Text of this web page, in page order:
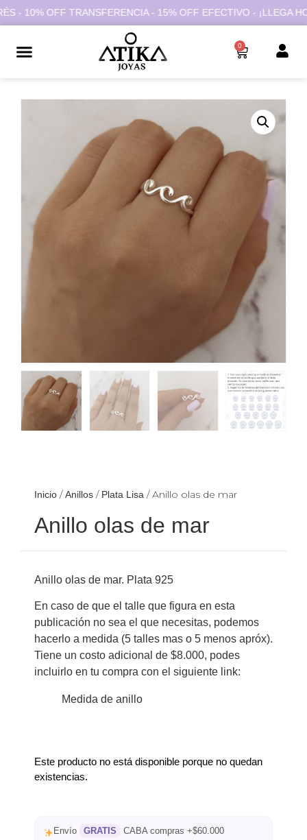
10% OFF TRANSFERENCIA - 15% OFF EFECTIVO - ¡LLEGA HOY
0
Inicio /Anillos / Plata Lisa / Anillo olas de mar
Anillo olas de mar
Anillo olas de mar. Plata 925
En caso de que el talle que figura en esta
publicación no sea el que necesitas, podemos
hacerlo a medida (5 talles mas o 5 menos apróx).
Tiene un costo adicional de $8.000, podes
incluirlo en tu compra con el siguiente link:
Medida de anillo
Este producto no está disponible porque no quedan
existencias.
Envío GRATIS CABA compras +$60.000